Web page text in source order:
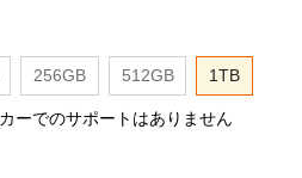
256GB 512GB 1TB
ーでのサポートはありません